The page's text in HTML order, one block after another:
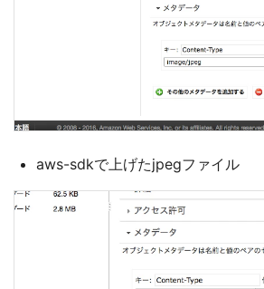
aws-sdkで上げたjpegファイル